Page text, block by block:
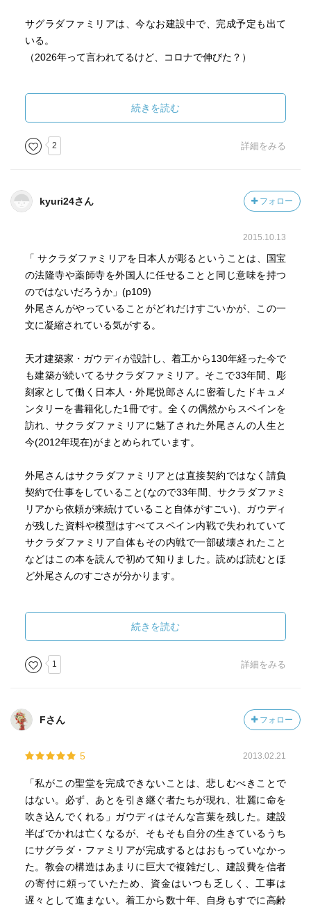
サグラダファミリアは、今なお建設中で、完成予定も出て
いる。
（2026年って言われてるけど、コロナで伸びた？）
てしまって、今は職人や調査員たちが「ガウディなら何を
描くか」「当時の草花はこういうものがある」と、
ひとつずつ推理して作り上げてるっていう過程も最高に面
白い。
外尾さんが実際にどの部分の彫刻を担当したのか、を読む
と、現地で探したくなるし、
『石と息が合ってきたのだ。』
って、ダンサーで言う『床と友達』的な感覚なのかな。
ディレクター。
映像だけではなく、本にもしようとなったらしい。
本当に素晴らしい本！
サグラダファミリアは、早く完成して欲しいけど…
永遠に完成して欲しくない、とも思う。
でも、外尾さんには、完成したサグラダファミリアを
ご自分の目で見てほしいな、と思った。
続きを読む
2 詳細をみる
kyuri24さん フォロー
2015.10.13
「 サクラダファミリアを日本人が彫るということは、国宝
の法隆寺や薬師寺を外国人に任せることと同じ意味を持つ
のではないだろうか」(p109)
外尾さんがやっていることがどれだけすごいかが、この一
文に凝縮されている気がする。
天才建築家・ガウディが設計し、着工から130年経った今で
も建築が続いてるサクラダファミリア。そこで33年間、彫
刻家として働く日本人・外尾悦郎さんに密着したドキュメ
ンタリーを書籍化した1冊です。全くの偶然からスペインを
訪れ、サクラダファミリアに魅了された外尾さんの人生と
今(2012年現在)がまとめられています。
外尾さんはサクラダファミリアとは直接契約ではなく請負
契約で仕事をしていること(なので33年間、サクラダファミ
リアから依頼が来続けていること自体がすごい)、ガウディ
が残した資料や模型はすべてスペイン内戦で失われていて
サクラダファミリア自体もその内戦で一部破壊されたこと
などはこの本を読んで初めて知りました。読めば読むとほ
ど外尾さんのすごさが分かります。
続きを読む
1 詳細をみる
Fさん フォロー
5 2013.02.21
「私がこの聖堂を完成できないことは、悲しむべきことで
はない。必ず、あとを引き継ぐ者たちが現れ、壮麗に命を
吹き込んでくれる」ガウディはそんな言葉を残した。建設
半ばでかれは亡くなるが、そもそも自分の生きているうち
にサグラダ・ファミリアが完成するとはおもっていなかっ
た。教会の構造はあまりに巨大で複雑だし、建設費を信者
の寄付に頼っていたため、資金はいつも乏しく、工事は
遅々として進まない。着工から数十年、自身もすでに高齢